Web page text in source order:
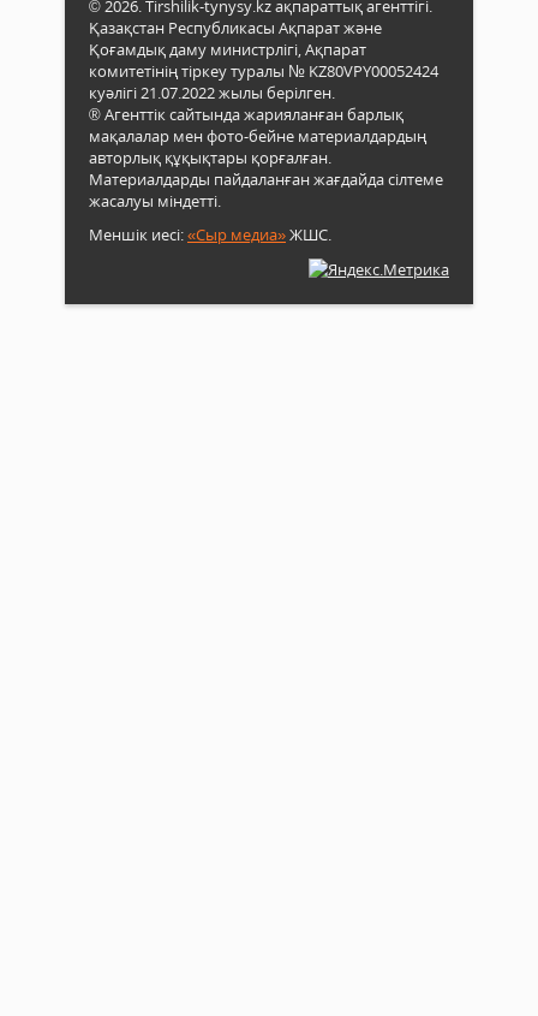
© 2026. Tirshilik-tynysy.kz ақпараттық агенттігі.
Қазақстан Республикасы Ақпарат және
Қоғамдық даму министрлігі, Ақпарат
комитетінің тіркеу туралы № KZ80VPY00052424
куәлігі 21.07.2022 жылы берілген.
® Агенттік сайтында жарияланған барлық
мақалалар мен фото-бейне материалдардың
авторлық құқықтары қорғалған.
Материалдарды пайдаланған жағдайда сілтеме
жасалуы міндетті.
Меншік иесі:«Сыр медиа»ЖШС.